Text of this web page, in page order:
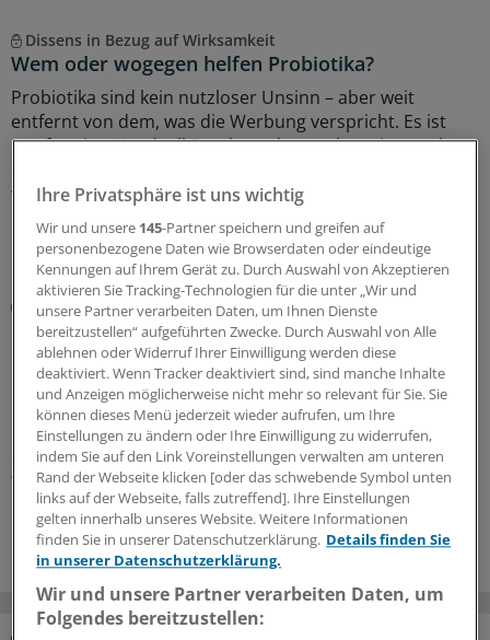
Dissens in Bezug auf Wirksamkeit
Wem oder wogegen helfen Probiotika?
Probiotika sind kein nutzloser Unsinn – aber weit
entfernt von dem, was die Werbung verspricht. Es ist
nur für eine Handvoll Beschwerden nachgewiesen, dass
womöglich mehr hilft, um ihr Mikrobiom zu stärken.
19.06.2026
IL-23-Inhibitoren, JAK-Inhibitoren, S1P-Modulatoren
Morbus Crohn & Colitis ulcerosa: Das sollten Sie
bei der Anwendung neuerer Medikamente
beachten
Neuere Medikamente – IL-23-Inhibitoren, JAK-Inhibitoren
und S1P-Modulatoren – haben die Therapieoptionen
chronisch-entzündlicher Darmerkrankungen erweitert.
Was ist für die Praxis wichtig?
18.06.2026
Ihre Privatsphäre ist uns wichtig
Wir und unsere 145-Partner speichern und greifen auf
personenbezogene Daten wie Browserdaten oder eindeutige
Kennungen auf Ihrem Gerät zu. Durch Auswahl von Akzeptieren
aktivieren Sie Tracking-Technologien für die unter „Wir und
unsere Partner verarbeiten Daten, um Ihnen Dienste
bereitzustellen“ aufgeführten Zwecke. Durch Auswahl von Alle
ablehnen oder Widerruf Ihrer Einwilligung werden diese
deaktiviert. Wenn Tracker deaktiviert sind, sind manche Inhalte
und Anzeigen möglicherweise nicht mehr so relevant für Sie. Sie
können dieses Menü jederzeit wieder aufrufen, um Ihre
Einstellungen zu ändern oder Ihre Einwilligung zu widerrufen,
indem Sie auf den Link Voreinstellungen verwalten am unteren
Rand der Webseite klicken [oder das schwebende Symbol unten
links auf der Webseite, falls zutreffend]. Ihre Einstellungen
gelten innerhalb unseres Website. Weitere Informationen
finden Sie in unserer Datenschutzerklärung. Details finden Sie
in unserer Datenschutzerklärung.
Wir und unsere Partner verarbeiten Daten, um
Folgendes bereitzustellen: